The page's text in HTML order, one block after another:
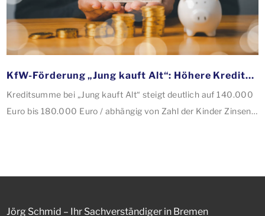
KfW-Förderung „Jung kauft Alt“: Höhere Kredite ab August 2026
Kreditsumme bei „Jung kauft Alt“ steigt deutlich auf 140.000
Euro bis 180.000 Euro / abhängig von Zahl der Kinder Zinsen
energetischer Sanierung binnen 54 Monaten nach
Jörg Schmid – Ihr Sachverständiger in Bremen